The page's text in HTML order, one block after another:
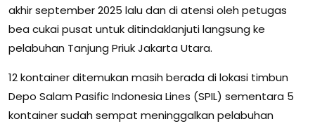
akhir september 2025 lalu dan di atensi oleh petugas
bea cukai pusat untuk ditindaklanjuti langsung ke
pelabuhan Tanjung Priuk Jakarta Utara.
12 kontainer ditemukan masih berada di lokasi timbun
Depo Salam Pasific Indonesia Lines (SPIL) sementara 5
kontainer sudah sempat meninggalkan pelabuhan